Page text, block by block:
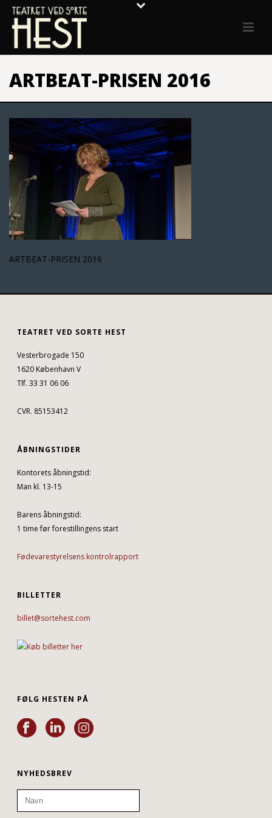
ARTBEAT-PRISEN 2016
ARTBEAT-PRISEN 2016
TEATRET VED SORTE HEST
Vesterbrogade 150
1620 København V
Tlf. 33 31 06 06
CVR. 85153412
ÅBNINGSTIDER
Kontorets åbningstid:
Man kl. 13-15
Barens åbningstid:
1 time før forestillingens start
Fødevarestyrelsens kontrolrapport
BILLETTER
billet@sortehest.com
FØLG HESTEN PÅ
NYHEDSBREV